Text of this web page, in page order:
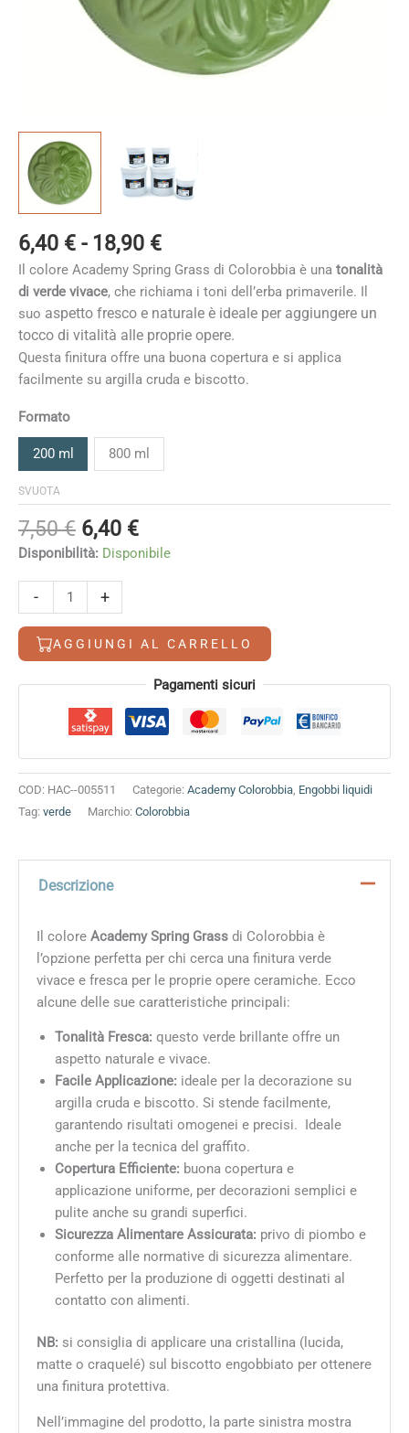
6,40 € - 18,90 €Fascia
di
prezzo:
da
6,40 €
a
18,90 €
Il colore Academy Spring Grass di Colorobbia è una tonalità
di verde vivace, che richiama i toni dell’erba primaverile. Il
suo aspetto fresco e naturale è ideale per aggiungere un
tocco di vitalità alle proprie opere.
Questa finitura offre una buona copertura e si applica
facilmente su argilla cruda e biscotto.
Formato
200 ml 800 ml
SVUOTA
7,50€ Il
prezzo
era:
7,50 €.
6,40 €Il
prezzo
Disponibilità: Disponibile
-
Grass
quantità
+
AGGIUNGI AL CARRELLO
Alternative: Pagamenti sicuri
COD: HAC--005511 Categorie: Academy Colorobbia, Engobbi liquidi
Tag: verde Marchio: Colorobbia
Descrizione
Il colore Academy Spring Grassdi Colorobbia è
l’opzione perfetta per chi cerca una finitura verde
vivace e fresca per le proprie opere ceramiche. Ecco
alcune delle sue caratteristiche principali:
Tonalità Fresca: questo verde brillante offre un
aspetto naturale e vivace.
Facile Applicazione: ideale per la decorazione su
argilla cruda e biscotto. Si stende facilmente,
garantendo risultati omogenei e precisi. Ideale
anche per la tecnica del graffito.
Copertura Efficiente: buona copertura e
applicazione uniforme, per decorazioni semplici e
pulite anche su grandi superfici.
Sicurezza Alimentare Assicurata: privo di piombo e
conforme alle normative di sicurezza alimentare.
Perfetto per la produzione di oggetti destinati al
contatto con alimenti.
NB: si consiglia di applicare una cristallina (lucida,
matte o craquelé) sul biscotto engobbiato per ottenere
una finitura protettiva.
Nell’immagine del prodotto, la parte sinistra mostra